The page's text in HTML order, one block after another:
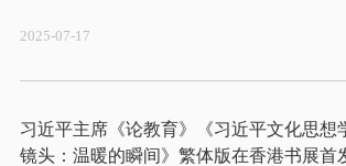
2025-07-17
习近平主席《论教育》《习近平文化思想